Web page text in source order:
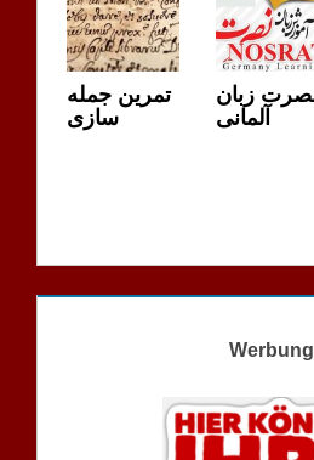
تمرین جمله
سازی
زبان
آلمانی
Werbung